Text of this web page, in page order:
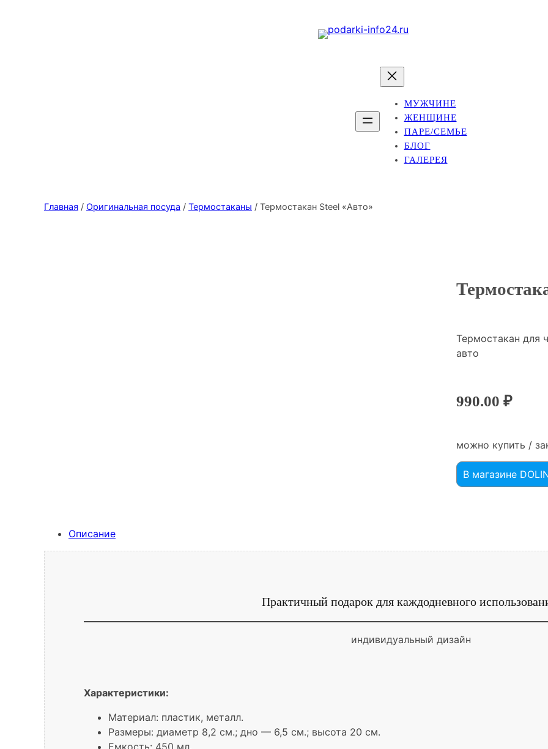
МУЖЧИНЕ
ЖЕНЩИНЕ
ПАРЕ/СЕМЬЕ
БЛОГ
ГАЛЕРЕЯ
Главная / Оригинальная посуда / Термостаканы / Термостакан Steel «Авто»
Термостакан для
авто
990.00₽
можно купить /
В магазине
Описание
Практичный подарок для каждодневного
индивидуальный дизайн
Характеристики:
Материал: пластик, металл.
Размеры: диаметр 8,2 см.; дно — 6,5 см.; высота 20 см.
Емкость: 450 мл.